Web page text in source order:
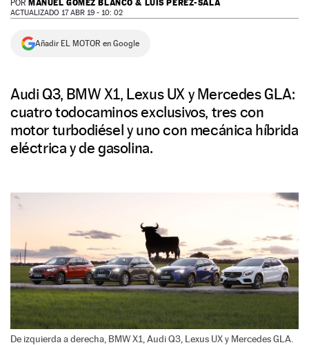
NEWSLETTER
POR MANUEL GÓMEZ BLANCO & LUIS PÉREZ-SALA
ACTUALIZADO 17 ABR 19 - 10: 02
Añadir EL MOTOR en Google
Audi Q3, BMW X1, Lexus UX y Mercedes GLA:
cuatro todocaminos exclusivos, tres con
motor turbodiésel y uno con mecánica híbrida
eléctrica y de gasolina.
De izquierda a derecha, BMW X1, Audi Q3, Lexus UX y Mercedes GLA.